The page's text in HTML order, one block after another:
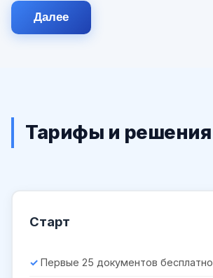
Далее
Тарифы и решения
Старт
Первые 25 документов бесплатно